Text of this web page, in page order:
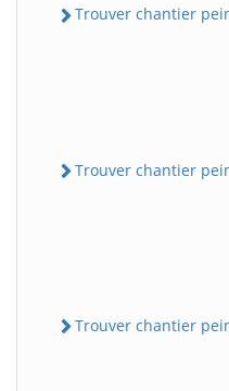
Trouver chantier
Trouver chantier
Trouver chantier